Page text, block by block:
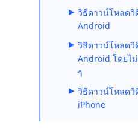
วิธีดาวน์โหลดวิ
Android
วิธีดาวน์โหลดวิ
Android โดยไ
ๆ
วิธีดาวน์โหลดวิ
iPhone